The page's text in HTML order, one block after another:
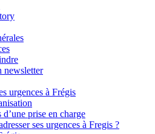
newsletter
urgences à Frégis
d’une prise en charge
ses urgences à Fregis ?